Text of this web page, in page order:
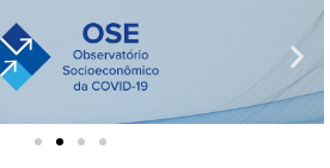
Regional